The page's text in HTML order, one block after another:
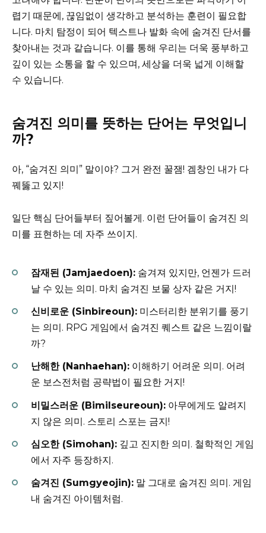
렵기 때문에, 끊임없이 생각하고 분석하는 훈련이 필요합
니다. 마치 탐정이 되어 텍스트나 발화 속에 숨겨진 단서를
찾아내는 것과 같습니다. 이를 통해 우리는 더욱 풍부하고
깊이 있는 소통을 할 수 있으며, 세상을 더욱 넓게 이해할
수 있습니다.
숨겨진 의미를 뜻하는 단어는 무엇입니
까?
아, “숨겨진 의미” 말이야? 그거 완전 꿀잼! 겜창인 내가 다
꿰뚫고 있지!
일단 핵심 단어들부터 짚어볼게. 이런 단어들이 숨겨진 의
미를 표현하는 데 자주 쓰이지.
잠재된 (Jamjaedoen): 숨겨져 있지만, 언젠가 드러
날 수 있는 의미. 마치 숨겨진 보물 상자 같은 거지!
신비로운 (Sinbireoun): 미스터리한 분위기를 풍기
는 의미. RPG 게임에서 숨겨진 퀘스트 같은 느낌이랄
까?
난해한 (Nanhaehan): 이해하기 어려운 의미. 어려
운 보스전처럼 공략법이 필요한 거지!
비밀스러운 (Bimilseureoun): 아무에게도 알려지
지 않은 의미. 스토리 스포는 금지!
심오한 (Simohan): 깊고 진지한 의미. 철학적인 게임
에서 자주 등장하지.
숨겨진 (Sumgyeojin): 말 그대로 숨겨진 의미. 게임
내 숨겨진 아이템처럼.